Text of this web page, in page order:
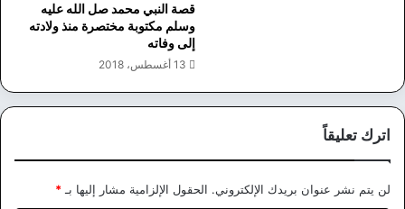
قصة النبي محمد صل الله عليه
وسلم مكتوبة مختصرة منذ ولادته
إلى وفاته
13 أغسطس، 2018
اترك تعليقاً
لن يتم نشر عنوان بريدك الإلكتروني. الحقول الإلزامية مشار إليها بـ*